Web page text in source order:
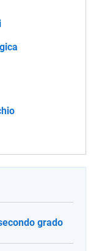
grado